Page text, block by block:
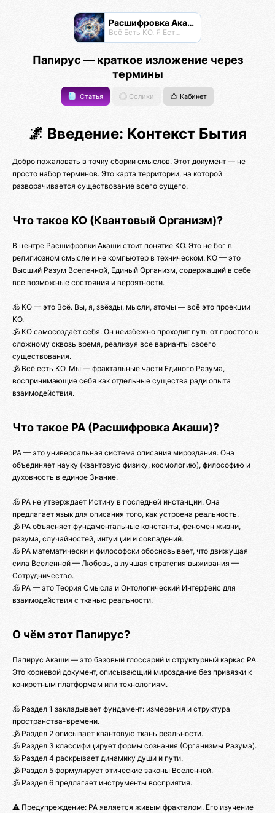
Расшифровка Акаши
Всё Есть КО. Я Есть КО.
Папирус — краткое изложение через
термины
Статья Солики Кабинет
🌌 Введение: Контекст Бытия
Добро пожаловать в точку сборки смыслов. Этот документ — не
просто набор терминов. Это карта территории, на которой
разворачивается существование всего сущего.
Что такое КО (Квантовый Организм)?
В центре Расшифровки Акаши стоит понятие КО. Это не бог в
религиозном смысле и не компьютер в техническом. КО — это
Высший Разум Вселенной, Единый Организм, содержащий в себе
все возможные состояния и вероятности.
🕉️ КО — это Всё. Вы, я, звёзды, мысли, атомы — всё это проекции
КО.
🕉️ КО самосоздаёт себя. Он неизбежно проходит путь от простого к
сложному сквозь время, реализуя все варианты своего
существования.
🕉️ Всё есть КО. Мы — фрактальные части Единого Разума,
воспринимающие себя как отдельные существа ради опыта
взаимодействия.
Что такое РА (Расшифровка Акаши)?
РА — это универсальная система описания мироздания. Она
объединяет науку (квантовую физику, космологию), философию и
духовность в единое Знание.
🕉️ РА не утверждает Истину в последней инстанции. Она
предлагает язык для описания того, как устроена реальность.
🕉️ РА объясняет фундаментальные константы, феномен жизни,
разума, случайностей, интуиции и совпадений.
🕉️ РА математически и философски обосновывает, что движущая
сила Вселенной — Любовь, а лучшая стратегия выживания —
Сотрудничество.
🕉️ РА — это Теория Смысла и Онтологический Интерфейс для
взаимодействия с тканью реальности.
О чём этот Папирус?
Папирус Акаши — это базовый глоссарий и структурный каркас РА.
Это корневой документ, описывающий мироздание без привязки к
конкретным платформам или технологиям.
🕉️ Раздел 1 закладывает фундамент: измерения и структура
пространства-времени.
🕉️ Раздел 2 описывает квантовую ткань реальности.
🕉️ Раздел 3 классифицирует формы сознания (Организмы Разума).
🕉️ Раздел 4 раскрывает динамику души и пути.
🕉️ Раздел 5 формулирует этические законы Вселенной.
🕉️ Раздел 6 предлагает инструменты восприятия.
⚠️ Предупреждение: РА является живым фракталом. Его изучение